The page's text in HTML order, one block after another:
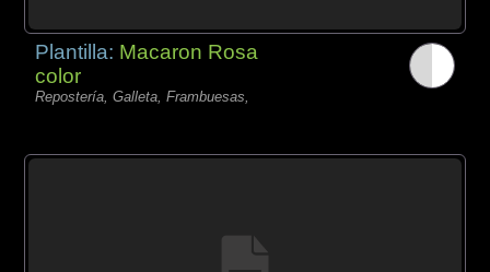
Plantilla: Macaron Rosa
color
Repostería, Galleta, Frambuesas,